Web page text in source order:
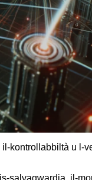
kontrollabbiltà u l-
salvagwardja, il-